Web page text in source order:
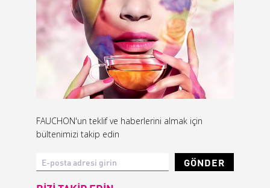
FAUCHON'un teklif ve haberlerini almak için
bültenimizi takip edin
GÖNDER